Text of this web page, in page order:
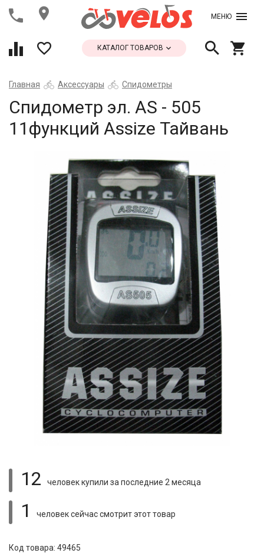
МЕНЮ
КАТАЛОГ ТОВАРОВ
Главная Аксессуары Спидометры
Спидометр эл. AS - 505
11функций Assize Тайвань
12 человек купили за последние 2 месяца
1 человек сейчас смотритэтот товар
Код товара: 49465